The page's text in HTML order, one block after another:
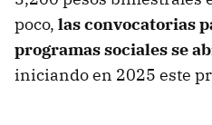
poco, las convocatorias
programas sociales se
iniciando en 2025 este